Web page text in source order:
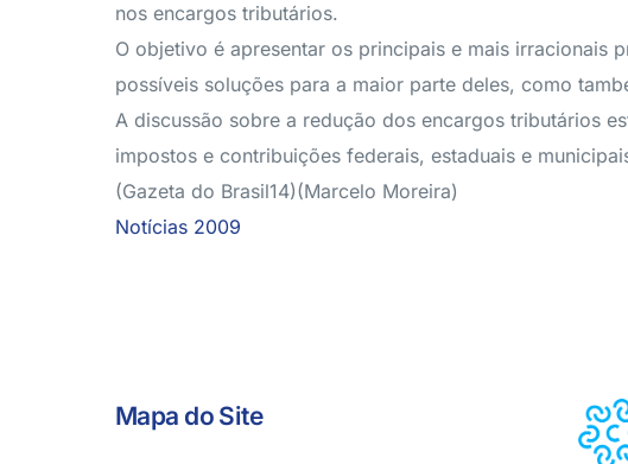
nos encargos tributários.
O objetivo é apresentar os principais e mais irracionais
possíveis soluções para a maior parte deles, como
A discussão sobre a redução dos encargos tributários
impostos e contribuições federais, estaduais e
(Gazeta do Brasil14)(Marcelo Moreira)
Notícias 2009
Mapa do Site